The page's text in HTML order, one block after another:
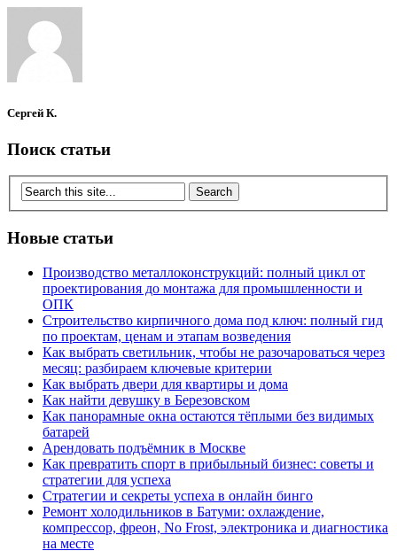
Сергей К.
Поиск статьи
Новые статьи
Производство металлоконструкций: полный цикл от
проектирования до монтажа для промышленности и
ОПК
Строительство кирпичного дома под ключ: полный гид
по проектам, ценам и этапам возведения
Как выбрать светильник, чтобы не разочароваться через
месяц: разбираем ключевые критерии
Как выбрать двери для квартиры и дома
Как найти девушку в Березовском
Как панорамные окна остаются тёплыми без видимых
батарей
Арендовать подъёмник в Москве
Как превратить спорт в прибыльный бизнес: советы и
стратегии для успеха
Стратегии и секреты успеха в онлайн бинго
Ремонт холодильников в Батуми: охлаждение,
компрессор, фреон, No Frost, электроника и диагностика
на месте